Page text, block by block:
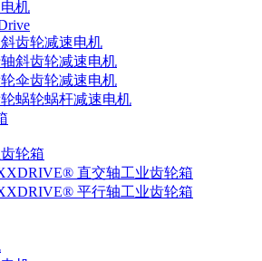
机
齿轮减速电机
斜齿轮减速电机
伞齿轮减速电机
蜗轮蜗杆减速电机
轮箱
直交轴工业齿轮箱
平行轴工业齿轮箱